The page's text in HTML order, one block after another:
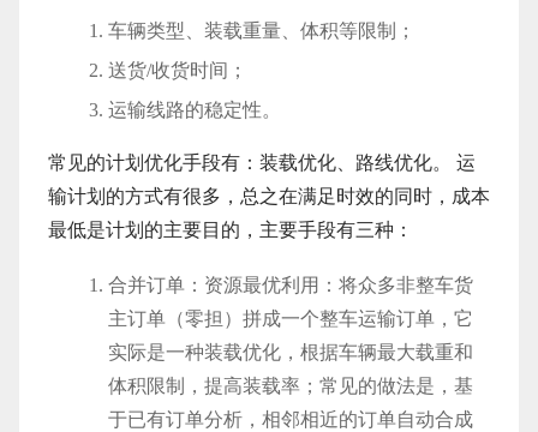
车辆类型、装载重量、体积等限制；
送货/收货时间；
运输线路的稳定性。
常见的计划优化手段有：装载优化、路线优化。 运
输计划的方式有很多，总之在满足时效的同时，成本
最低是计划的主要目的，主要手段有三种：
合并订单：资源最优利用：将众多非整车货
主订单（零担）拼成一个整车运输订单，它
实际是一种装载优化，根据车辆最大载重和
体积限制，提高装载率；常见的做法是，基
于已有订单分析，相邻相近的订单自动合成